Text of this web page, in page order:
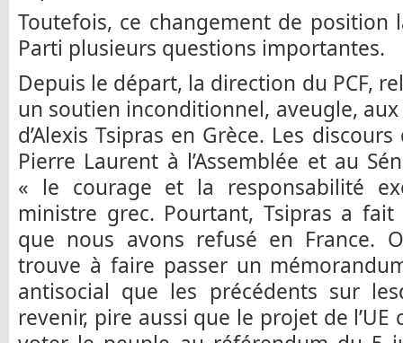
Toutefois, ce changement de position
Parti plusieurs questions importantes.
Depuis le départ, la direction du PCF,
un soutien inconditionnel, aveugle,
d’Alexis Tsipras en Grèce. Les
Pierre Laurent à l’Assemblée et au
« le courage et la responsabilité
ministre grec. Pourtant, Tsipras a
que nous avons refusé en France.
trouve à faire passer un
antisocial que les précédents sur
revenir, pire aussi que le projet de